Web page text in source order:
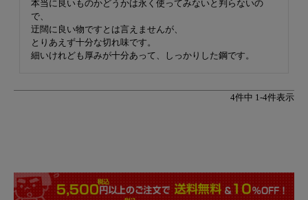
本当に良いものかどうかは永く使ってみないと判らないの
で、
迂闊に良い物ですとは言えませんが、
とりあえず十分な切れ味です。
細いけれども厚みが十分あって、しっかりした鋼です。
4件中 1 -4件表示